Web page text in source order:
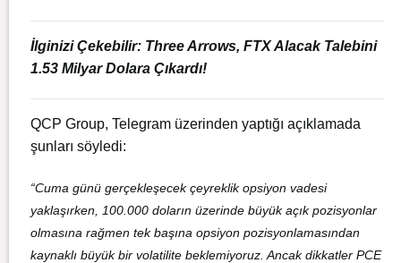
İlginizi Çekebilir: Three Arrows, FTX Alacak Talebini
1.53 Milyar Dolara Çıkardı!
QCP Group, Telegram üzerinden yaptığı açıklamada
şunları söyledi:
“Cuma günü gerçekleşecek çeyreklik opsiyon vadesi
yaklaşırken, 100.000 doların üzerinde büyük açık pozisyonlar
olmasına rağmen tek başına opsiyon pozisyonlamasından
kaynaklı büyük bir volatilite beklemiyoruz. Ancak dikkatler PCE